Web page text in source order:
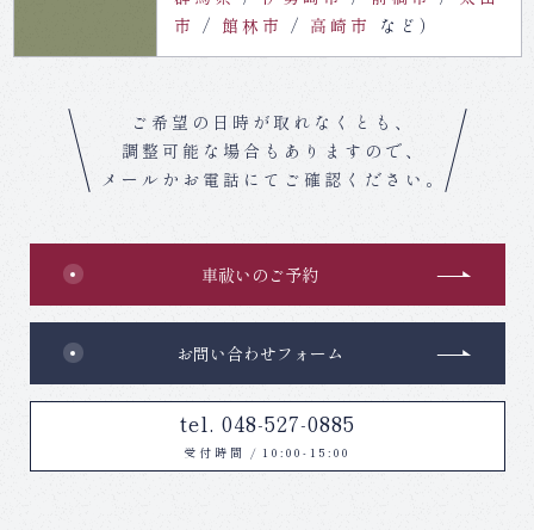
市
館林市 高崎市 など）
ご希望の日時が取れなくとも、
調整可能な場合もありますので、
メールかお電話にてご確認ください。
車祓いのご予約
お問い合わせフォーム
tel. 048-527-0885
受付時間 / 10:00-15:00